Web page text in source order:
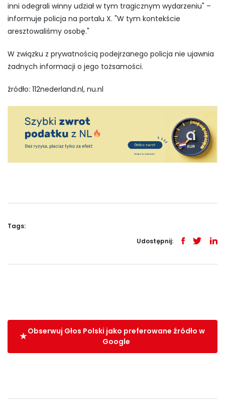
inni odegrali winny udział w tym tragicznym wydarzeniu" –
informuje policja na portalu X. "W tym kontekście
aresztowaliśmy osobę."
W związku z prywatnością podejrzanego policja nie ujawnia
żadnych informacji o jego tożsamości.
źródło: 112nederland.nl, nu.nl
Tags:
Udostępnij:
Obserwuj Głos Polski jako preferowane źródło w
Google